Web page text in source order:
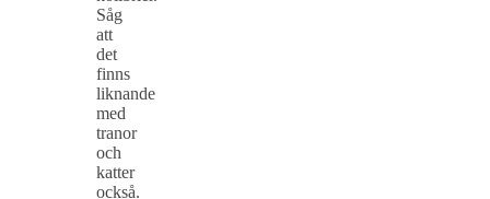
Såg
att
det
finns
liknande
med
tranor
och
katter
också.